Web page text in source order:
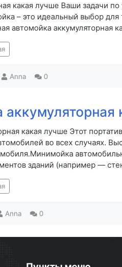
какая лучше Ваши задачи
– это идеальный выбор
автомойка аккумуляторная
Anna 0
аккумуляторная
какая лучше Этот
во всех случаях.
зданий (например —
Anna 0